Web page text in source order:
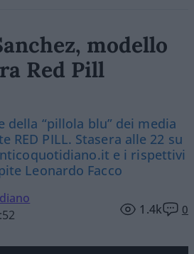
modello
Red Pill
della “pillola blu” dei media
RED PILL. Stasera alle 22 su
e i rispettivi
Leonardo Facco
1.4k 0